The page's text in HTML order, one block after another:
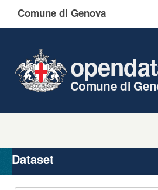
Comune di Genova
Comune di
Organizzazioni
Gruppi
Dataset